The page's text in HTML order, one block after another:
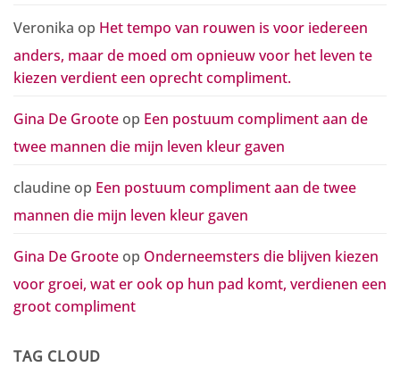
Veronika op Het tempo van rouwen is voor iedereen
anders, maar de moed om opnieuw voor het leven te
kiezen verdient een oprecht compliment.
Gina De Groote op Een postuum compliment aan de
twee mannen die mijn leven kleur gaven
claudine op Een postuum compliment aan de twee
mannen die mijn leven kleur gaven
Gina De Groote op Onderneemsters die blijven kiezen
voor groei, wat er ook op hun pad komt, verdienen een
groot compliment
TAG CLOUD